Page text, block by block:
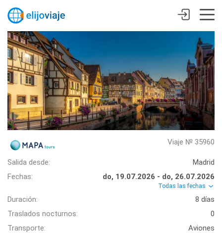
Viaje № 35960
Salida desde:
Madrid
Fechas:
do, 19.07.2026 - do, 26.07.2026
Todas las fechas
Duración:
8 días
Traslados nocturnos:
0
Transporte:
Aviones